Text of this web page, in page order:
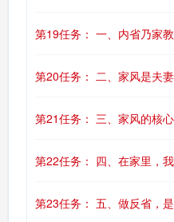
第19任务： 一、内省乃家
第20任务： 二、家风是夫
第21任务： 三、家风的核
第22任务： 四、在家里，
第23任务： 五、做反省，